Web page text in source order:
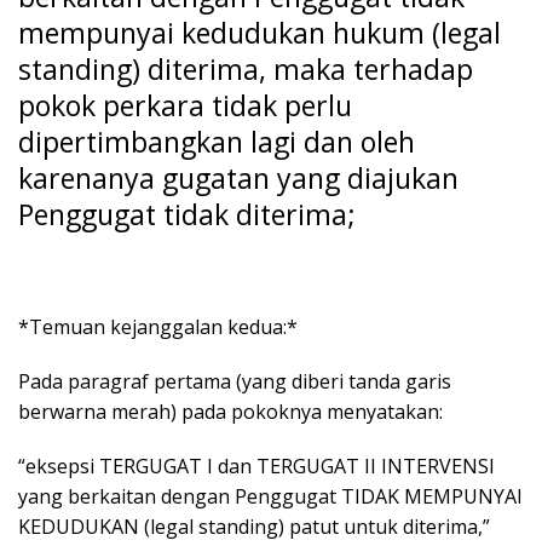
mempunyai kedudukan hukum (legal
standing) diterima, maka terhadap
pokok perkara tidak perlu
dipertimbangkan lagi dan oleh
karenanya gugatan yang diajukan
Penggugat tidak diterima;
*Temuan kejanggalan kedua:*
Pada paragraf pertama (yang diberi tanda garis
berwarna merah) pada pokoknya menyatakan:
“eksepsi TERGUGAT I dan TERGUGAT II INTERVENSI
yang berkaitan dengan Penggugat TIDAK MEMPUNYAI
KEDUDUKAN (legal standing) patut untuk diterima,”